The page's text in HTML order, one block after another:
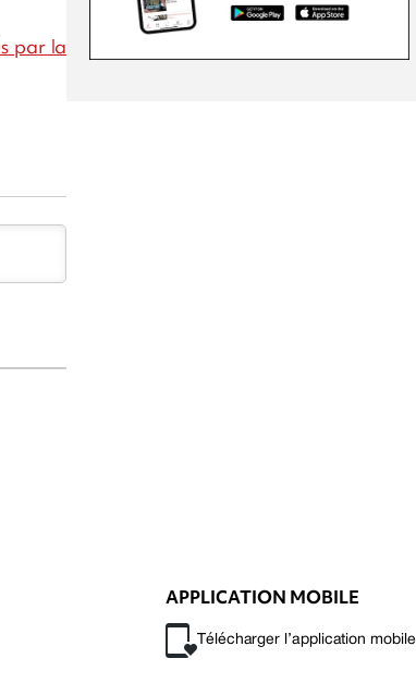
par la
APPLICATION MOBILE
Télécharger l’application mobile